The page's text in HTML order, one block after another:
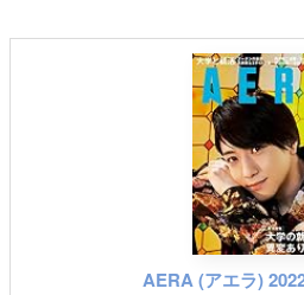
AERA (アエラ)